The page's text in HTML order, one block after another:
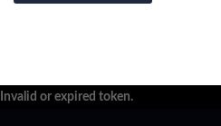
Invalid or expired token.